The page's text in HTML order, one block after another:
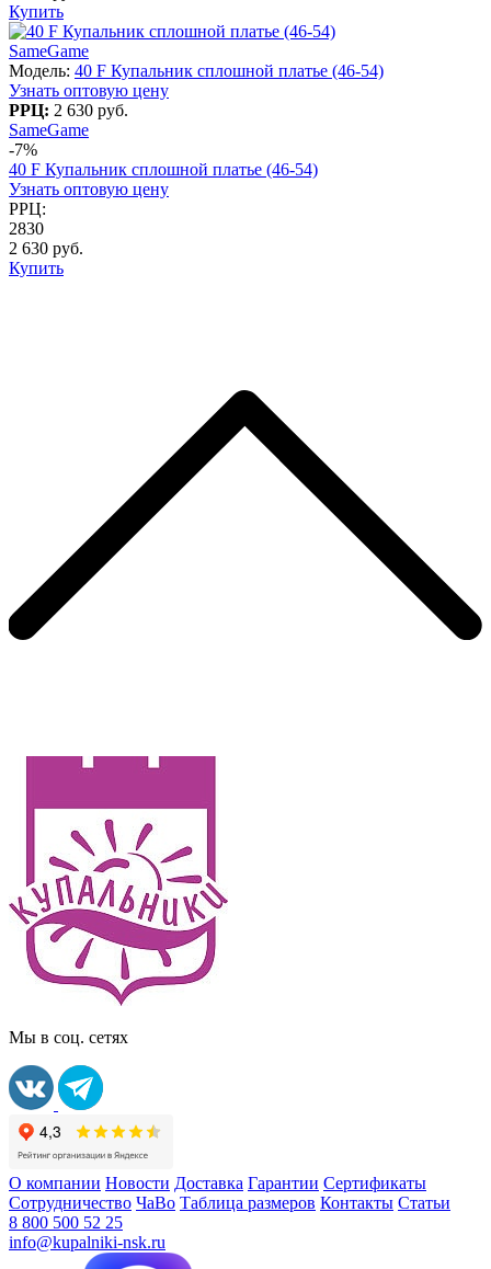
Купить
SameGame
Модель: 40 F Купальник сплошной платье (46-54)
Узнать оптовую цену
РРЦ: 2 630 руб.
SameGame
-7%
40 F Купальник сплошной платье (46-54)
Узнать оптовую цену
РРЦ:
2830
2 630 руб.
Купить
Мы в соц. сетях
О компании Новости Доставка Гарантии Сертификаты
Сотрудничество ЧаВо Таблица размеров Контакты Статьи
8 800 500 52 25
info@kupalniki-nsk.ru